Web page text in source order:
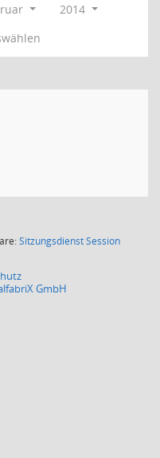
2014
SitzungsdienstSession(Wird in
GmbH